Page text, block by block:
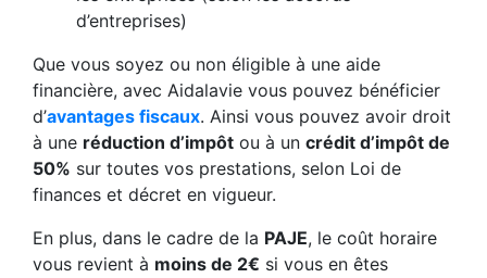
d’entreprises)
Que vous soyez ou non éligible à une aide
financière, avec Aidalavie vous pouvez bénéficier
d’avantages fiscaux. Ainsi vous pouvez avoir droit
à une réduction d’impôt ou à un crédit d’impôt de
50% sur toutes vos prestations, selon Loi de
finances et décret en vigueur.
En plus, dans le cadre de la PAJE, le coût horaire
vous revient à moins de 2€ si vous en êtes